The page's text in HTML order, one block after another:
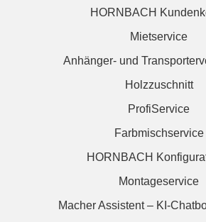
HORNBACH
Mietservice
Anhänger- und
Holzzuschnitt
ProfiService
Farbmischservice
HORNBACH
Montageservice
Macher Assistent – KI-